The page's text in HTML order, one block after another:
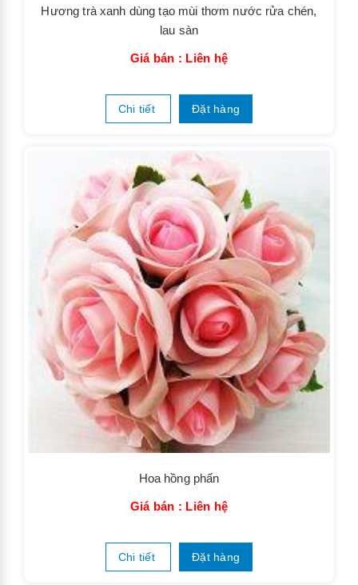
Hương trà xanh dùng tạo mùi thơm nước rửa chén,
lau sàn
Giá bán : Liên hệ
Chi tiết Đặt hàng
Hoa hồng phấn
Giá bán : Liên hệ
Chi tiết Đặt hàng